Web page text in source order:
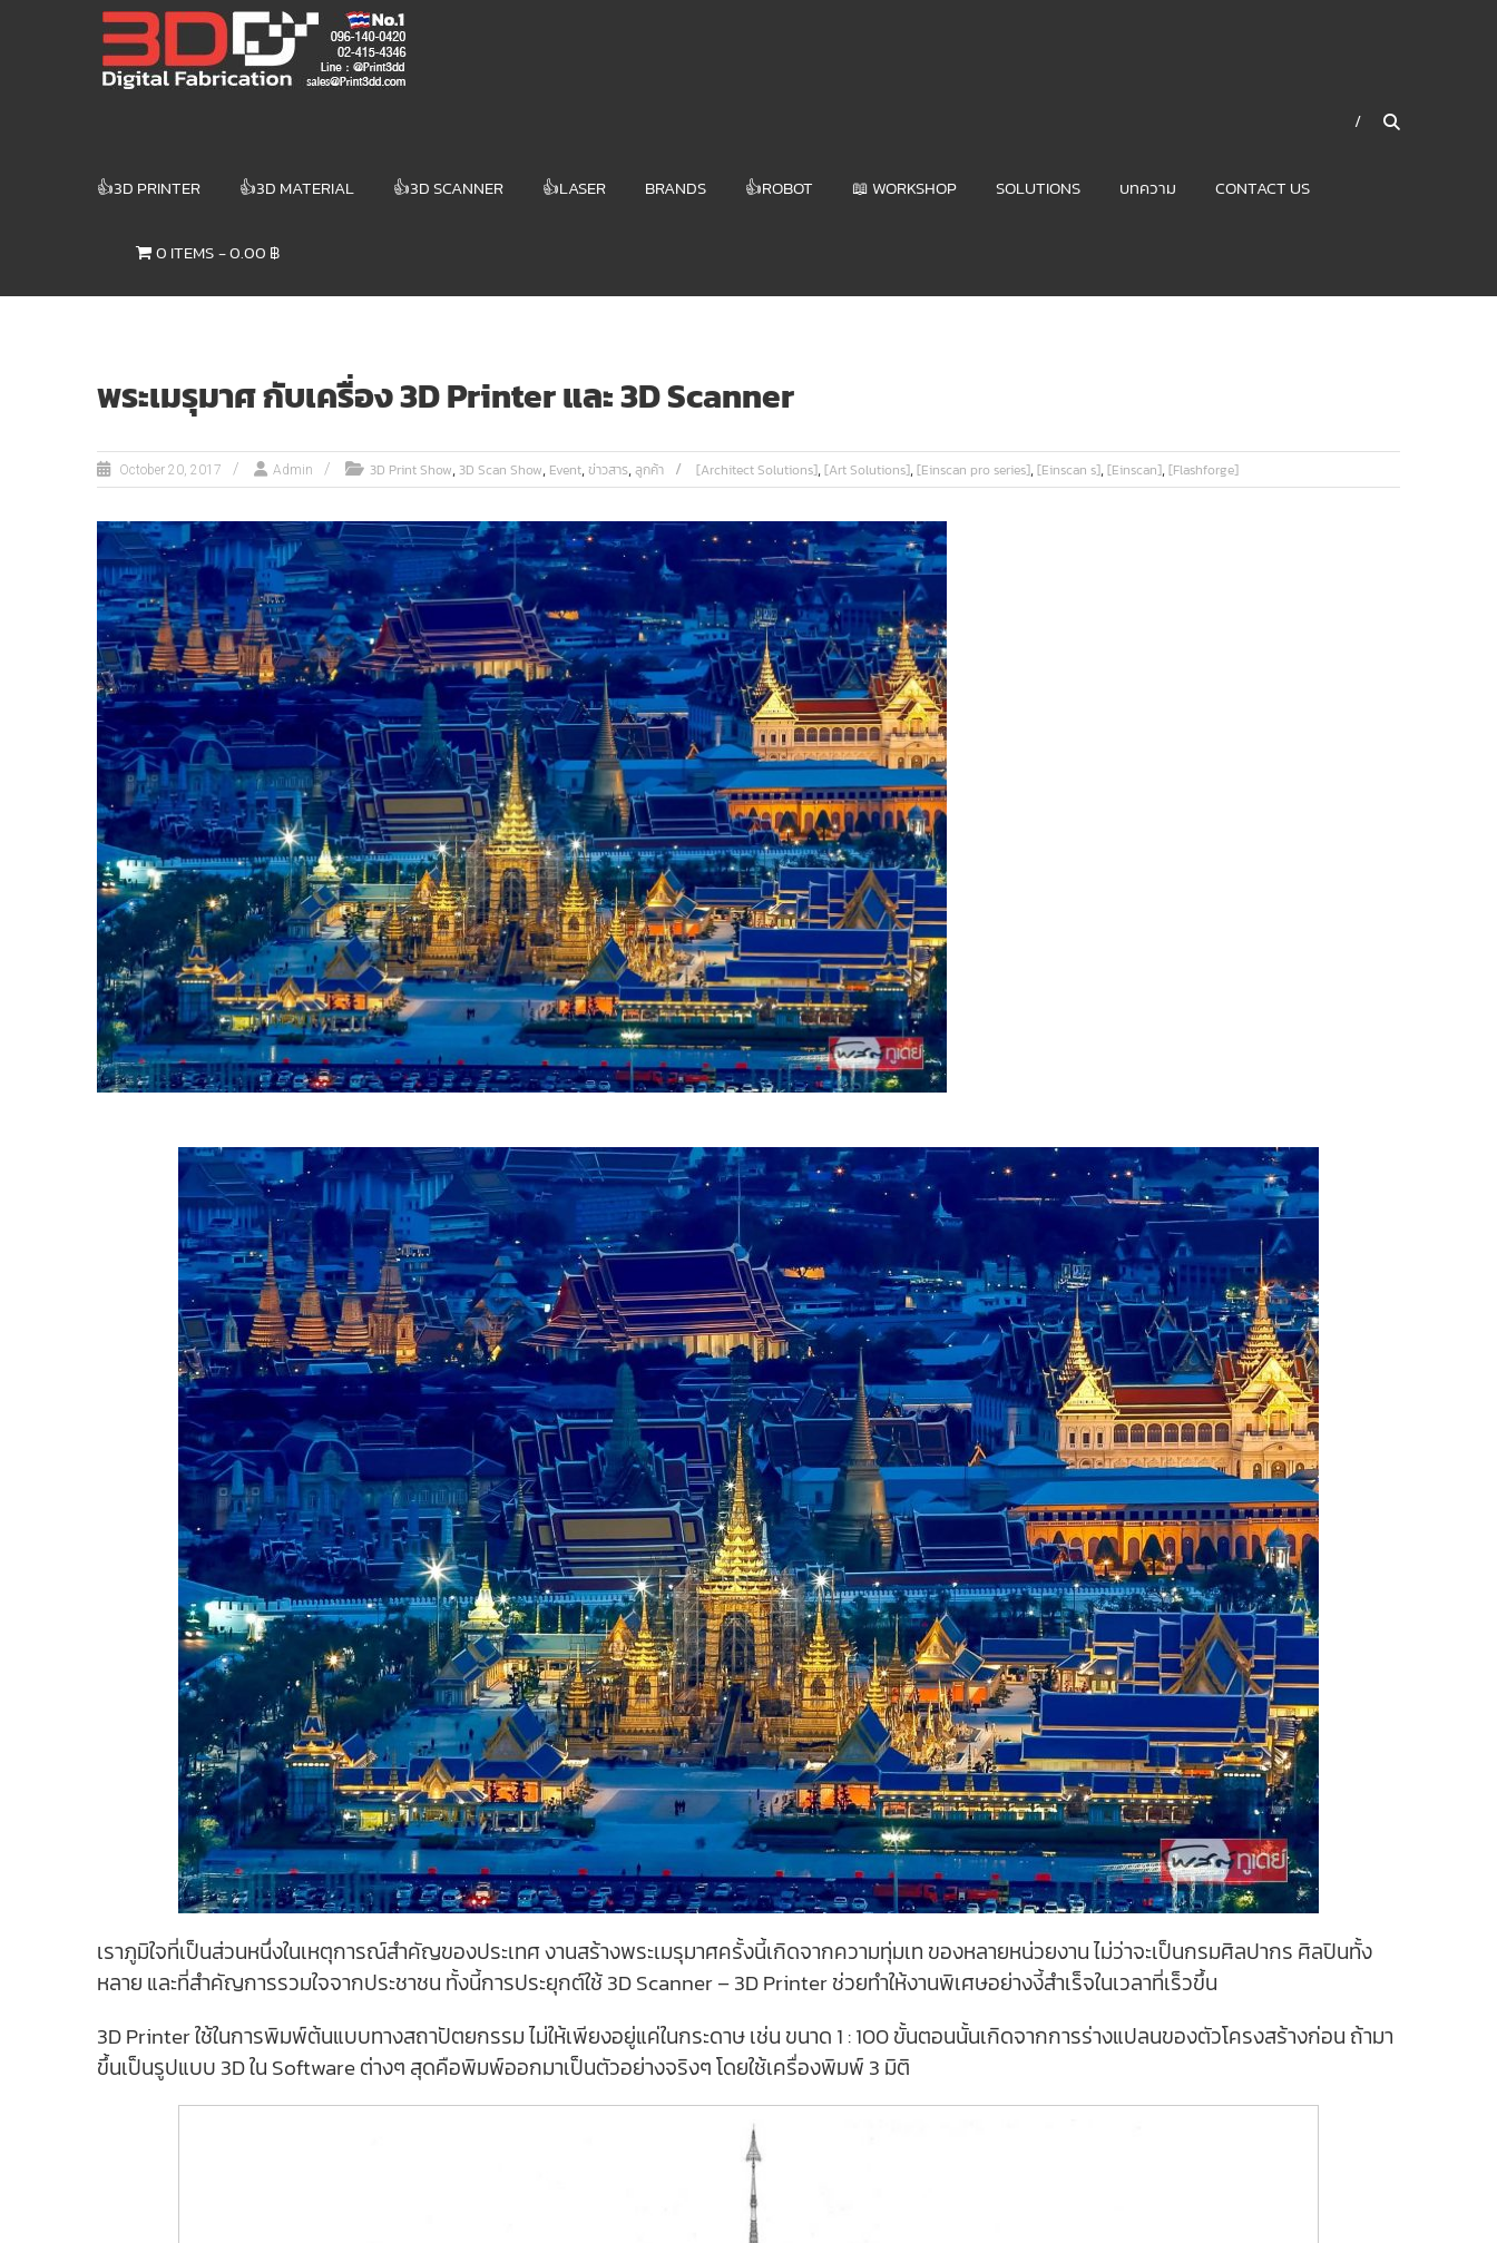
3DD DIGITAL
FABRICATION
3D Printer |
👍3D PRINTER 👍3D MATERIAL 👍3D SCANNER 👍LASER BRANDS 👍ROBOT 📖 WORKSHOP SOLUTIONS บทความ CONTACT US
0 ITEMS 0.00 ฿
พระเมรุมาศ กับเครื่อง 3D Printer และ 3D Scanner
October 20, 2017 Admin 3D Print Show,3D Scan Show, Event,ข่าวสาร,ลูกค้า [Architect Solutions],[Art Solutions],[Einscan pro series],[Einscan s],[Einscan],[Flashforge]
เราภูมิใจที่เป็นส่วนหนึ่งในเหตุการณ์สำคัญของประเทศ งานสร้างพระเมรุมาศครั้งนี้เกิดจากความทุ่มเท ของหลายหน่วยงาน ไม่ว่าจะเป็นกรมศิลปากร ศิลปินทั้ง
หลาย และที่สำคัญการรวมใจจากประชาชน ทั้งนี้การประยุกต์ใช้ 3D Scanner – 3D Printer ช่วยทำให้งานพิเศษอย่างงี้สำเร็จในเวลาที่เร็วขึ้น
3D Printer ใช้ในการพิมพ์ต้นแบบทางสถาปัตยกรรม ไม่ให้เพียงอยู่แค่ในกระดาษ เช่น ขนาด 1 : 100 ขั้นตอนนั้นเกิดจากการร่างแปลนของตัวโครงสร้างก่อน ถ้ามา
ขึ้นเป็นรูปแบบ 3D ใน Software ต่างๆ สุดคือพิมพ์ออกมาเป็นตัวอย่างจริงๆ โดยใช้เครื่องพิมพ์ 3 มิติ